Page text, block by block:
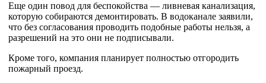
Еще один повод для беспокойства — ливневая канализация,
которую собираются демонтировать. В водоканале заявили,
что без согласования проводить подобные работы нельзя, а
разрешений на это они не подписывали.
Кроме того, компания планирует полностью отгородить
пожарный проезд.